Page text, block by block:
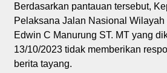
Berdasarkan pantauan tersebut,
Pelaksana Jalan Nasional
Edwin C Manurung ST. MT yang
13/10/2023 tidak memberikan
berita tayang.